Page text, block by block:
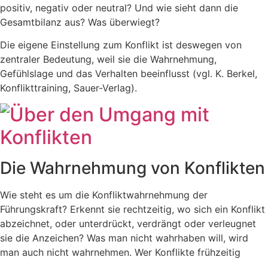
positiv, negativ oder neutral? Und wie sieht dann die
Gesamtbilanz aus? Was überwiegt?
Die eigene Einstellung zum Konflikt ist deswegen von
zentraler Bedeutung, weil sie die Wahrnehmung,
Gefühlslage und das Verhalten beeinflusst (vgl. K. Berkel,
Konflikttraining, Sauer-Verlag).
Die Wahrnehmung von Konflikten
Wie steht es um die Konfliktwahrnehmung der
Führungskraft? Erkennt sie rechtzeitig, wo sich ein Konflikt
abzeichnet, oder unterdrückt, verdrängt oder verleugnet
sie die Anzeichen? Was man nicht wahrhaben will, wird
man auch nicht wahrnehmen. Wer Konflikte frühzeitig